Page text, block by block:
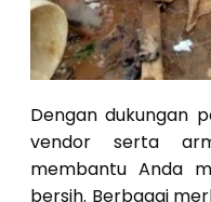
Dengan dukungan
vendor serta
membantu Anda
bersih. Berbagai